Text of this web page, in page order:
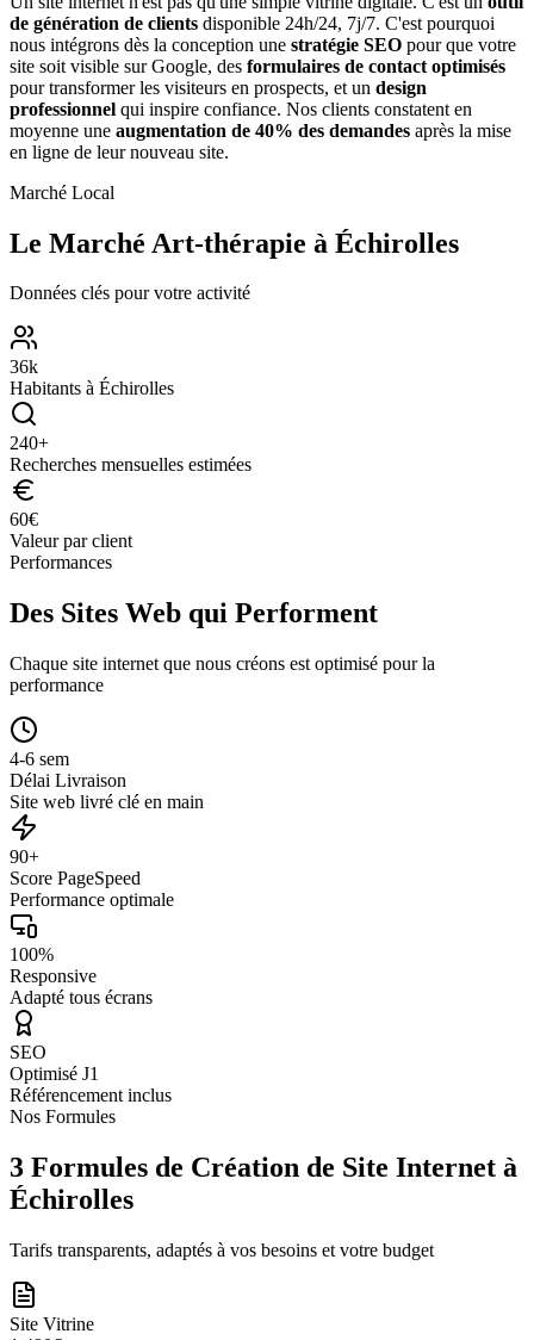
de génération de clients disponible 24h/24, 7j/7. C'est pourquoi
nous intégrons dès la conception une stratégie SEO pour que votre
site soit visible sur Google, des formulaires de contact optimisés
pour transformer les visiteurs en prospects, et un design
professionnel qui inspire confiance. Nos clients constatent en
moyenne une augmentation de 40% des demandes après la mise
en ligne de leur nouveau site.
Marché Local
Le Marché Art-thérapie à Échirolles
Données clés pour votre activité
36k
Habitants à Échirolles
240+
Recherches mensuelles estimées
60€
Valeur par client
Performances
Des Sites Web qui Performent
Chaque site internet que nous créons est optimisé pour la
performance
4-6 sem
Délai Livraison
Site web livré clé en main
90+
Score PageSpeed
Performance optimale
100%
Responsive
Adapté tous écrans
SEO
Optimisé J1
Référencement inclus
Nos Formules
3 Formules de Création de Site Internet à
Échirolles
Tarifs transparents, adaptés à vos besoins et votre budget
Site Vitrine